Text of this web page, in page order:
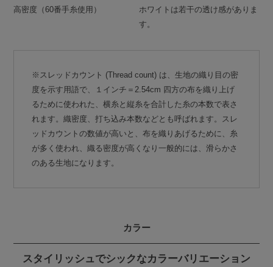
高密度（60番手糸使用）
ホワイトは若干の透け感がありま
す。
※スレッドカウント (Thread count) は、生地の織り目の密
度を示す用語で、１インチ＝2.54cm 四方の布を織り上げ
るために使われた、横糸と縦糸を合計した糸の本数で表さ
れます。織密度、打ち込み本数などとも呼ばれます。スレ
ッドカウントの数値が高いと、布を織りあげるために、糸
が多く使われ、織る密度が高くなり一般的には、滑らかさ
のある生地になります。
カラー
スタイリッシュでシックなカラーバリエーション